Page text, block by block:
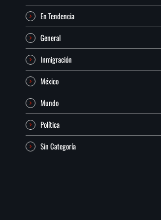
En Tendencia
General
Inmigración
México
Mundo
Política
Sin Categoría